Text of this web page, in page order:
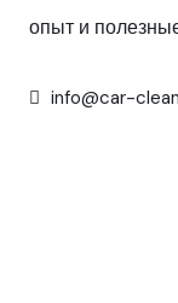
опыт и
info@car-